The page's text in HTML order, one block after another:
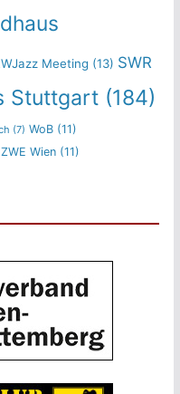
Meeting (13) SWR
Stuttgart(184)
(7) WoB(11)
ZWE Wien(11)